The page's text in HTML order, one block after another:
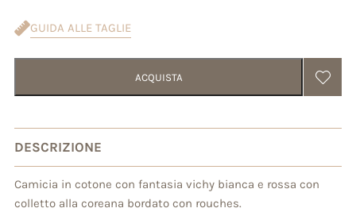
GUIDA ALLE TAGLIE
ACQUISTA
DESCRIZIONE
Camicia in cotone con fantasia vichy bianca e rossa con
colletto alla coreana bordato con rouches.